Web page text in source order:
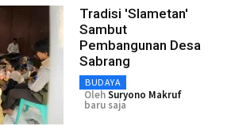
Tradisi 'Slametan'
Sambut
Pembangunan Desa
Sabrang
BUDAYA
OlehSuryono Makruf
baru saja